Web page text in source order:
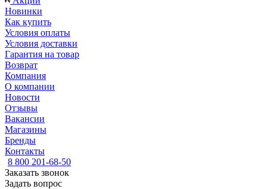
Новинки
Как купить
Условия оплаты
Условия доставки
Гарантия на товар
Возврат
Компания
О компании
Новости
Отзывы
Вакансии
Магазины
Бренды
Контакты
8 800 201-68-50
Заказать звонок
Задать вопрос